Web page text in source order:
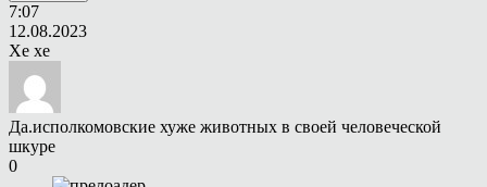
7:07
12.08.2023
Хе хе
Да.исполкомовские хуже животных в своей человеческой
шкуре
0